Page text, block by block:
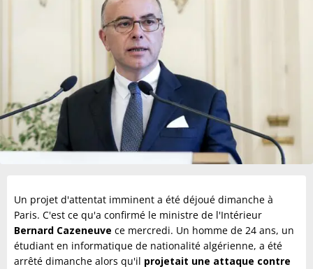
Un projet d'attentat imminent a été déjoué dimanche à
Paris. C'est ce qu'a confirmé le ministre de l'Intérieur
Bernard Cazeneuve ce mercredi. Un homme de 24 ans, un
étudiant en informatique de nationalité algérienne, a été
arrêté dimanche alors qu'il projetait une attaque contre